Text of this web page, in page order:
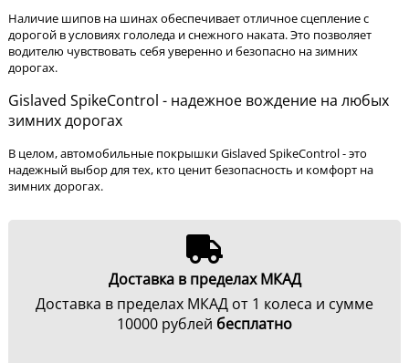
Наличие шипов на шинах обеспечивает отличное сцепление с
дорогой в условиях гололеда и снежного наката. Это позволяет
водителю чувствовать себя уверенно и безопасно на зимних
дорогах.
Gislaved SpikeControl - надежное вождение на любых
зимних дорогах
В целом, автомобильные покрышки Gislaved SpikeControl - это
надежный выбор для тех, кто ценит безопасность и комфорт на
зимних дорогах.
Доставка в пределах МКАД
Доставка в пределах МКАД от 1 колеса и сумме
10000 рублей бесплатно